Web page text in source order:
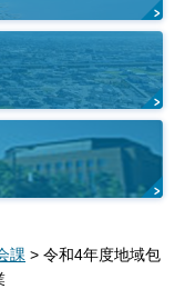
課 > 令和4年度地域包